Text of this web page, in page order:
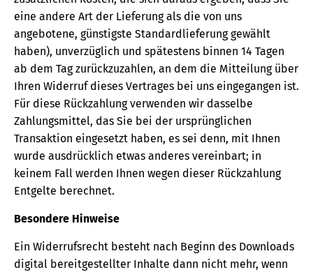
eine andere Art der Lieferung als die von uns
angebotene, günstigste Standardlieferung gewählt
haben), unverzüglich und spätestens binnen 14 Tagen
ab dem Tag zurückzuzahlen, an dem die Mitteilung über
Ihren Widerruf dieses Vertrages bei uns eingegangen ist.
Für diese Rückzahlung verwenden wir dasselbe
Zahlungsmittel, das Sie bei der ursprünglichen
Transaktion eingesetzt haben, es sei denn, mit Ihnen
wurde ausdrücklich etwas anderes vereinbart; in
keinem Fall werden Ihnen wegen dieser Rückzahlung
Entgelte berechnet.
Besondere Hinweise
Ein Widerrufsrecht besteht nach Beginn des Downloads
digital bereitgestellter Inhalte dann nicht mehr, wenn